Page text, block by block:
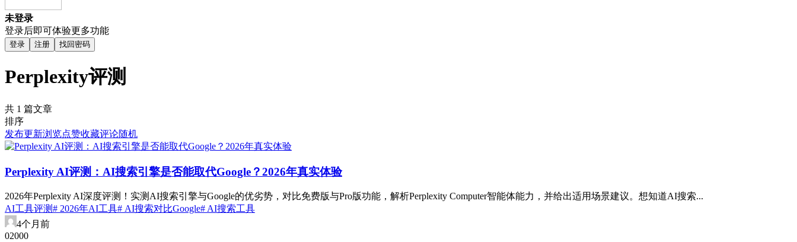
未登录
登录后即可体验更多功能
登录 注册 找回密码
Perplexity评测
共 1 篇文章
排序
发布更新浏览点赞收藏评论随机
Perplexity AI评测：AI搜索引擎是否能取代Google？2026年真实体验
2026年Perplexity AI深度评测！实测AI搜索引擎与Google的优劣势，对比免费版与Pro版功能，解析Perplexity Computer智能体能力，并给出适用场景建议。想知道AI搜索...
AI工具评测# 2026年AI工具# AI搜索对比Google# AI搜索工具
4个月前
02000